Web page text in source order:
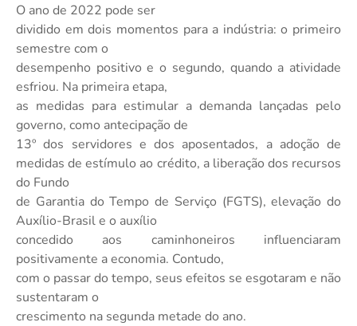
O ano de 2022 pode ser
dividido em dois momentos para a indústria: o primeiro
semestre com o
desempenho positivo e o segundo, quando a atividade
esfriou. Na primeira etapa,
as medidas para estimular a demanda lançadas pelo
governo, como antecipação de
13º dos servidores e dos aposentados, a adoção de
medidas de estímulo ao crédito, a liberação dos recursos
do Fundo
de Garantia do Tempo de Serviço (FGTS), elevação do
Auxílio-Brasil e o auxílio
concedido aos caminhoneiros influenciaram
positivamente a economia. Contudo,
com o passar do tempo, seus efeitos se esgotaram e não
sustentaram o
crescimento na segunda metade do ano.